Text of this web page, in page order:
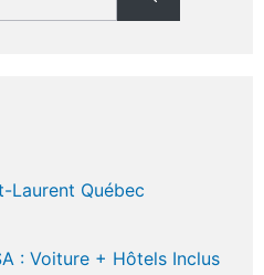
Laurent Québec
: Voiture + Hôtels Inclus